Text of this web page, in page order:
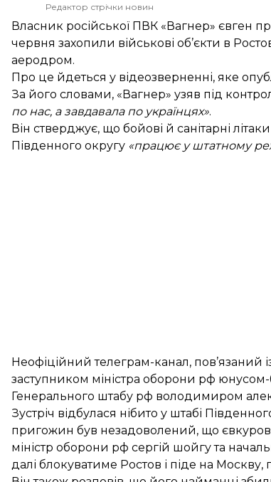
Редактор стрічки новин
Власник російської ПВК «Вагнер» євген
червня захопили військові об’єкти в
аеродром.
Про це йдеться у відеозверненні, яке
За його словами, «Вагнер» узяв під
по нас, а завдавала по українцях».
Він стверджує, що бойові й санітарні
Південного округу «працює у штатному
Неофіційний телеграм-канал, пов’язаний
заступником міністра оборони рф
Генерального штабу рф володимиром
Зустріч відбулася нібито у штабі
пригожин був незадоволений, що євкуров
міністр оборони рф сергій шойгу та
далі блокуватиме Ростов і піде на